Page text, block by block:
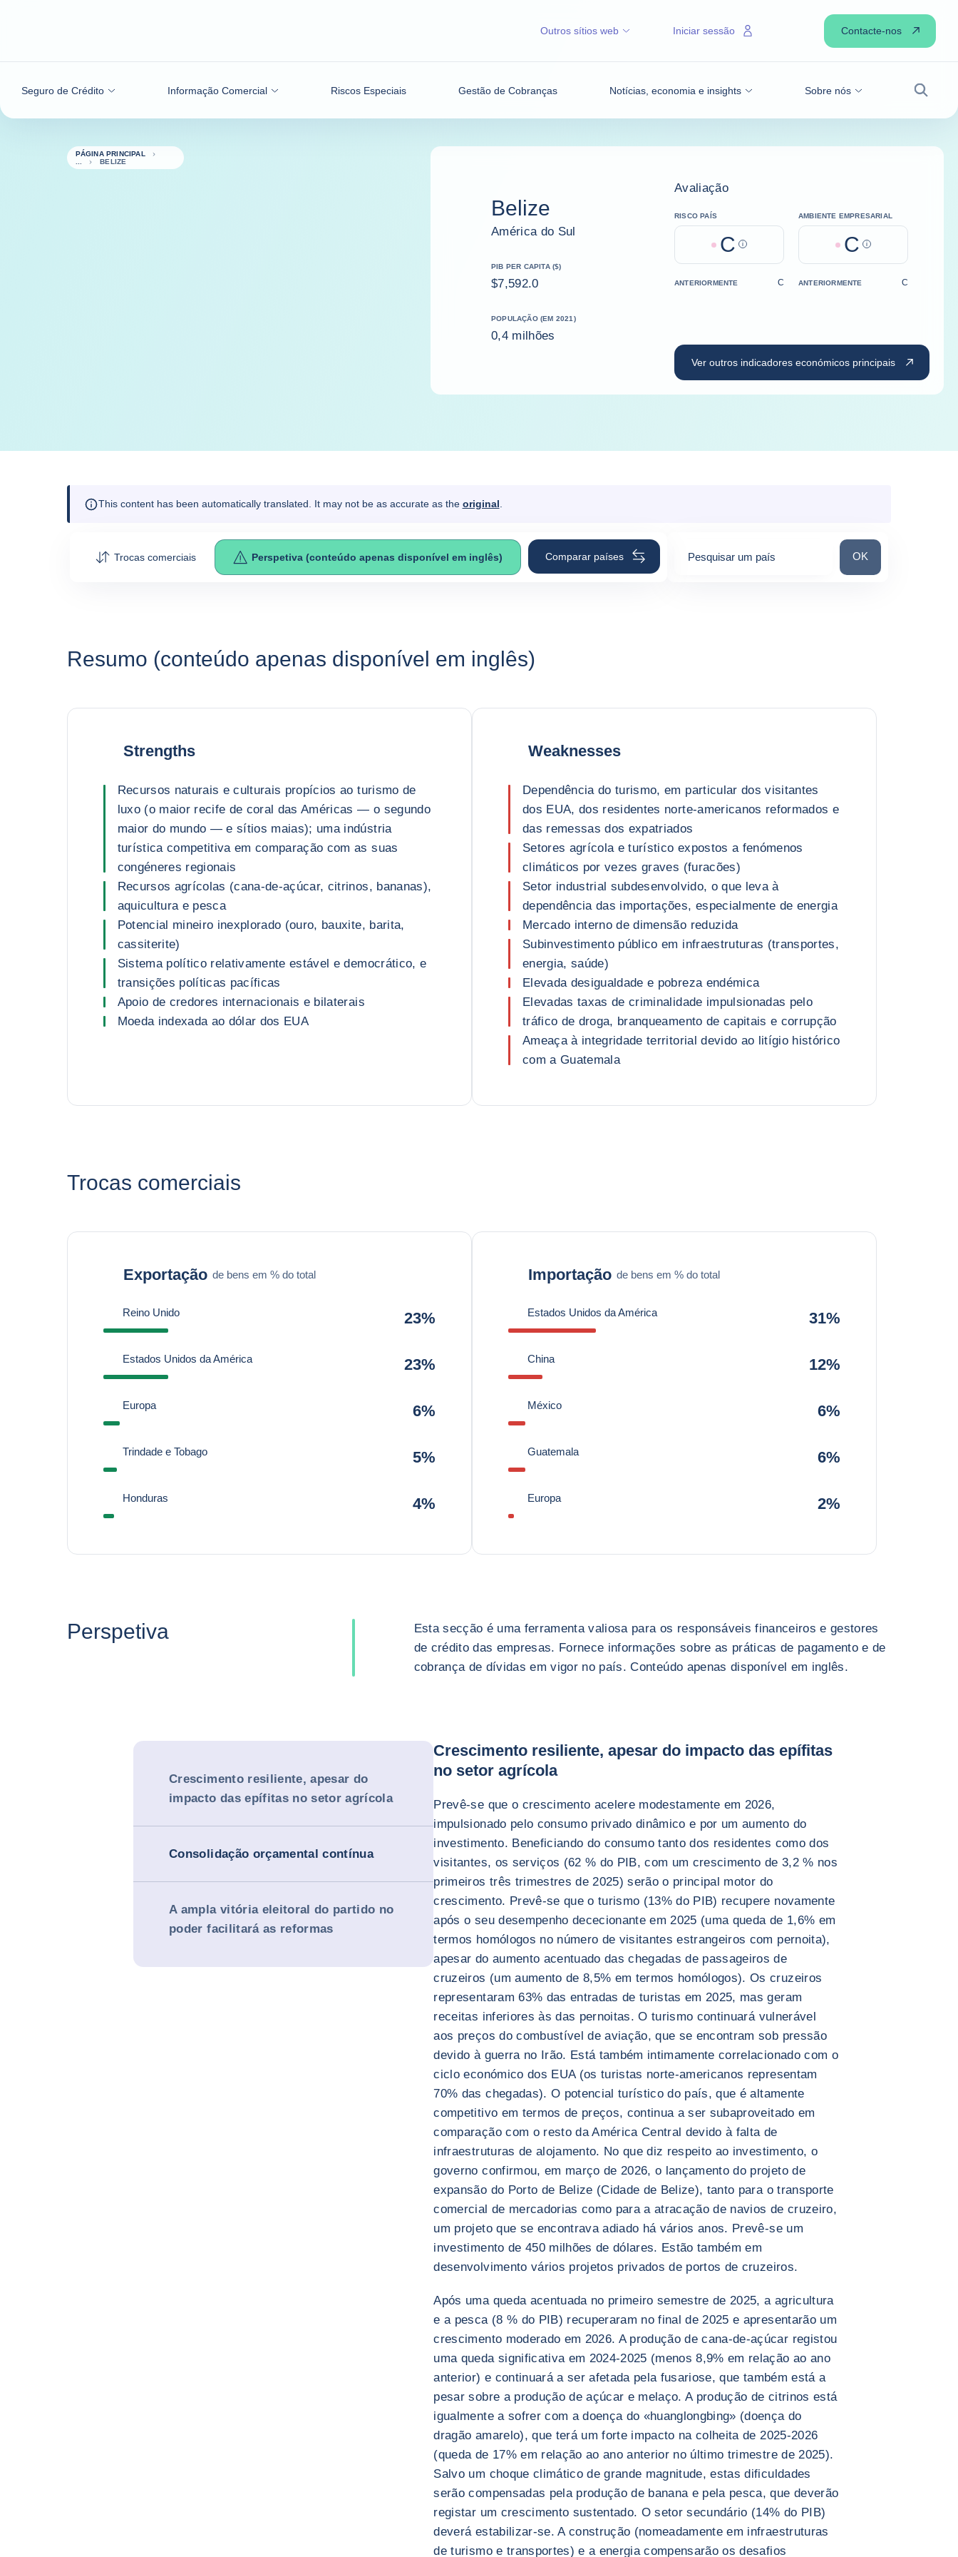
Seguro de Crédito Informação Comercial Riscos Especiais Gestão de Cobranças Notícias, economia e insights Sobre nós
Outros sítios web Iniciar sessão Contacte-nos
PÁGINA PRINCIPAL
BELIZE
Belize
América do Sul
PIB PER CAPITA ($)
$7,592.0
POPULAÇÃO (EM 2021)
0,4 milhões
Avaliação
RISCO PAÍS
C Help
AMBIENTE EMPRESARIAL
C Help
ANTERIORMENTE C ANTERIORMENTE C
Ver outros indicadores económicos principais
This content has been automatically translated. It may not be as accurate as the original
Trocas comerciais Perspetiva (conteúdo apenas disponível em inglês) Comparar países Pesquisar um país Pesquisar um país
OK
Resumo (conteúdo apenas disponível em inglês)
Strengths
Recursos naturais e culturais propícios ao turismo de
luxo (o maior recife de coral das Américas — o segundo
maior do mundo — e sítios maias); uma indústria
turística competitiva em comparação com as suas
congéneres regionais
Recursos agrícolas (cana-de-açúcar, citrinos, bananas),
aquicultura e pesca
Potencial mineiro inexplorado (ouro, bauxite, barita,
cassiterite)
Sistema político relativamente estável e democrático, e
transições políticas pacíficas
Apoio de credores internacionais e bilaterais
Moeda indexada ao dólar dos EUA
Weaknesses
Dependência do turismo, em particular dos visitantes
dos EUA, dos residentes norte-americanos reformados e
das remessas dos expatriados
Setores agrícola e turístico expostos a fenómenos
climáticos por vezes graves (furacões)
Setor industrial subdesenvolvido, o que leva à
dependência das importações, especialmente de energia
Mercado interno de dimensão reduzida
Subinvestimento público em infraestruturas (transportes,
energia, saúde)
Elevada desigualdade e pobreza endémica
Elevadas taxas de criminalidade impulsionadas pelo
tráfico de droga, branqueamento de capitais e corrupção
Ameaça à integridade territorial devido ao litígio histórico
com a Guatemala
Trocas comerciais
Exportação de bens em % do total
Reino Unido 23%
Estados Unidos da América 23%
Europa 6%
Trindade e Tobago 5%
Honduras 4%
Importação de bens em % do total
Estados Unidos da América 31%
China 12%
México 6%
Guatemala 6%
Europa 2%
Perspetiva
Esta secção é uma ferramenta valiosa para os responsáveis financeiros e gestores
de crédito das empresas. Fornece informações sobre as práticas de pagamento e de
cobrança de dívidas em vigor no país. Conteúdo apenas disponível em inglês.
Crescimento resiliente, apesar do
impacto das epífitas no setor agrícola
Consolidação orçamental contínua
A ampla vitória eleitoral do partido no
poder facilitará as reformas
Crescimento resiliente, apesar do impacto das epífitas
no setor agrícola
Prevê-se que o crescimento acelere modestamente em 2026,
impulsionado pelo consumo privado dinâmico e por um aumento do
investimento. Beneficiando do consumo tanto dos residentes como dos
visitantes, os serviços (62 % do PIB, com um crescimento de 3,2 % nos
primeiros três trimestres de 2025) serão o principal motor do
crescimento. Prevê-se que o turismo (13% do PIB) recupere novamente
após o seu desempenho dececionante em 2025 (uma queda de 1,6% em
termos homólogos no número de visitantes estrangeiros com pernoita),
apesar do aumento acentuado das chegadas de passageiros de
cruzeiros (um aumento de 8,5% em termos homólogos). Os cruzeiros
representaram 63% das entradas de turistas em 2025, mas geram
receitas inferiores às das pernoitas. O turismo continuará vulnerável
aos preços do combustível de aviação, que se encontram sob pressão
devido à guerra no Irão. Está também intimamente correlacionado com o
ciclo económico dos EUA (os turistas norte-americanos representam
70% das chegadas). O potencial turístico do país, que é altamente
competitivo em termos de preços, continua a ser subaproveitado em
comparação com o resto da América Central devido à falta de
infraestruturas de alojamento. No que diz respeito ao investimento, o
governo confirmou, em março de 2026, o lançamento do projeto de
expansão do Porto de Belize (Cidade de Belize), tanto para o transporte
comercial de mercadorias como para a atracação de navios de cruzeiro,
um projeto que se encontrava adiado há vários anos. Prevê-se um
investimento de 450 milhões de dólares. Estão também em
desenvolvimento vários projetos privados de portos de cruzeiros.
Após uma queda acentuada no primeiro semestre de 2025, a agricultura
e a pesca (8 % do PIB) recuperaram no final de 2025 e apresentarão um
crescimento moderado em 2026. A produção de cana-de-açúcar registou
uma queda significativa em 2024-2025 (menos 8,9% em relação ao ano
anterior) e continuará a ser afetada pela fusariose, que também está a
pesar sobre a produção de açúcar e melaço. A produção de citrinos está
igualmente a sofrer com a doença do «huanglongbing» (doença do
dragão amarelo), que terá um forte impacto na colheita de 2025-2026
(queda de 17% em relação ao ano anterior no último trimestre de 2025).
Salvo um choque climático de grande magnitude, estas dificuldades
serão compensadas pela produção de banana e pela pesca, que deverão
registar um crescimento sustentado. O setor secundário (14% do PIB)
deverá estabilizar-se. A construção (nomeadamente em infraestruturas
de turismo e transportes) e a energia compensarão os desafios